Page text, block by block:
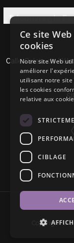
Découvrez la
Calle Caleta de
Copyright ©
Ce site
cookies
Notre site Web
améliorer
utilisant notre site
les cookies
relative aux
CIBLAGE